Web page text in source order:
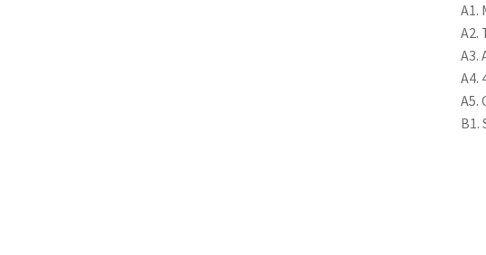
A1.
A2.
A3.
A4.
A5.
B1.